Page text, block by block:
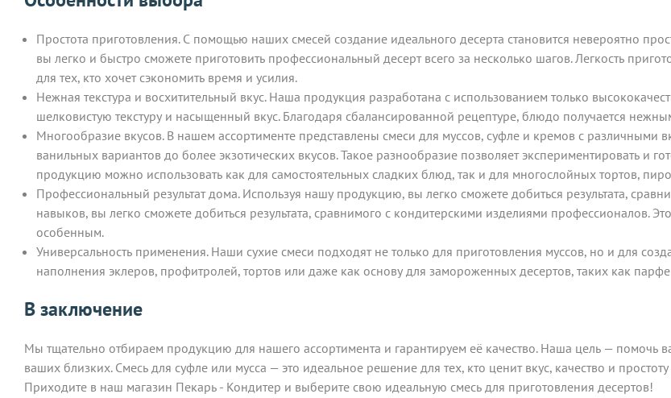
Простота приготовления. С помощью наших смесей создание идеального десерта становится невероятно
вы легко и быстро сможете приготовить профессиональный десерт всего за несколько шагов. Легкость
для тех, кто хочет сэкономить время и усилия.
Нежная текстура и восхитительный вкус. Наша продукция разработана с использованием только
шелковистую текстуру и насыщенный вкус. Благодаря сбалансированной рецептуре, блюдо получается
Многообразие вкусов. В нашем ассортименте представлены смеси для муссов, суфле и кремов с различными
ванильных вариантов до более экзотических вкусов. Такое разнообразие позволяет экспериментировать и
продукцию можно использовать как для самостоятельных сладких блюд, так и для многослойных тортов,
Профессиональный результат дома. Используя нашу продукцию, вы легко сможете добиться результата,
навыков, вы легко сможете добиться результата, сравнимого с кондитерскими изделиями профессионалов.
особенным.
Универсальность применения. Наши сухие смеси подходят не только для приготовления муссов, но и для
наполнения эклеров, профитролей, тортов или даже как основу для замороженных десертов, таких как
В заключение
Мы тщательно отбираем продукцию для нашего ассортимента и гарантируем её качество. Наша цель — помочь
ваших близких. Смесь для суфле или мусса — это идеальное решение для тех, кто ценит вкус, качество и
Приходите в наш магазин Пекарь - Кондитер и выберите свою идеальную смесь для приготовления десертов!